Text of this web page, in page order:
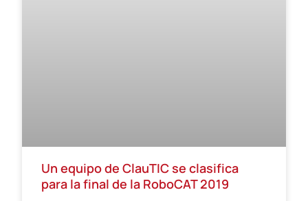
Un equipo de ClauTIC se clasifica
para la final de la RoboCAT 2019